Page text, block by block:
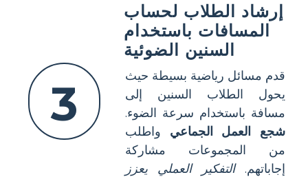
3
إرشاد الطلاب لحساب
المسافات باستخدام
السنين الضوئية
قدم مسائل رياضية بسيطة حيث
يحول الطلاب السنين إلى
مسافة باستخدام سرعة الضوء.
شجع العمل الجماعي واطلب
من المجموعات مشاركة
إجاباتهم.التفكير العملي يعزز